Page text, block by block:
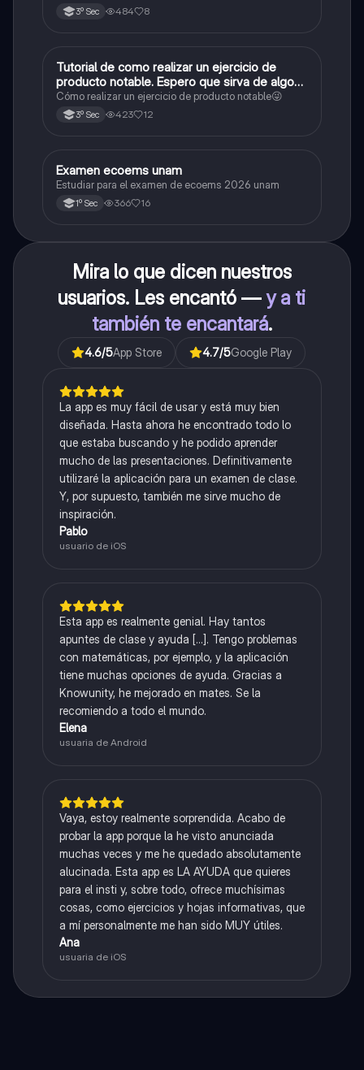
3º Sec 484 8
Matemáticas
Tutorial de como realizar un ejercicio de
producto notable. Espero que sirva de algo💕
😜
Cómo realizar un ejercicio de producto notable😜
3º Sec 423 12
Español
Examen ecoems unam
Estudiar para el examen de ecoems 2026 unam
1º Sec 366 16
Mira lo que dicen nuestros
usuarios. Les encantó —y a ti
también te encantará.
4.6/5App Store 4.7/5Google Play
La app es muy fácil de usar y está muy bien
diseñada. Hasta ahora he encontrado todo lo
que estaba buscando y he podido aprender
mucho de las presentaciones. Definitivamente
utilizaré la aplicación para un examen de clase.
Y, por supuesto, también me sirve mucho de
inspiración.
Pablo
usuario de iOS
Esta app es realmente genial. Hay tantos
apuntes de clase y ayuda [...]. Tengo problemas
con matemáticas, por ejemplo, y la aplicación
tiene muchas opciones de ayuda. Gracias a
Knowunity, he mejorado en mates. Se la
recomiendo a todo el mundo.
Elena
usuaria de Android
Vaya, estoy realmente sorprendida. Acabo de
probar la app porque la he visto anunciada
muchas veces y me he quedado absolutamente
alucinada. Esta app es LA AYUDA que quieres
para el insti y, sobre todo, ofrece muchísimas
cosas, como ejercicios y hojas informativas, que
a mí personalmente me han sido MUY útiles.
Ana
usuaria de iOS